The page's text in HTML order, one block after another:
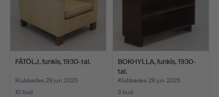
FÅTÖLJ, funkis, 1930-tal.
Klubbades 29 jun 2025
10 bud
BOKHYLLA, funkis, 1930-
tal.
Klubbades 29 jun 2025
5 bud